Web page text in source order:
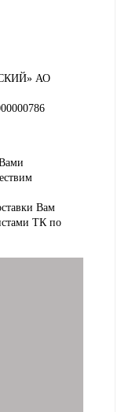
АО
Вам
ТК по